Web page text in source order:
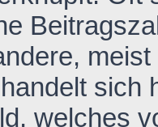
sich
welches